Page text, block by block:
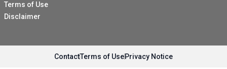
[Autre langue parlée]
Venezuela.
Terms of Use
Disclaimer
ContactTerms of UsePrivacy Notice